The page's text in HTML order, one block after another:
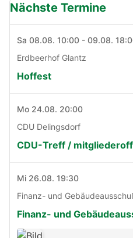
Nächste Termine
Sa 08.08. 10:00 - 09.08.
Erdbeerhof Glantz
Hoffest
Mo 24.08. 20:00
CDU Delingsdorf
CDU-Treff /
Mi 26.08. 19:30
Finanz- und
Finanz- und